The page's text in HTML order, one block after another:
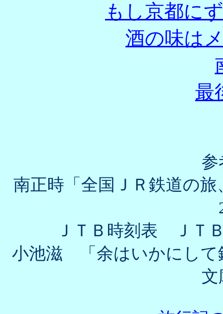
もし京都に
酒の味は
最
参
南正時「全国ＪＲ鉄道の
ＪＴＢ時刻表 ＪＴ
小池滋 「余はいかにして
文